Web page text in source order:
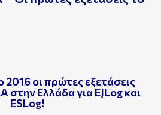
οι πρώτες εξετάσεις
στην Ελλάδα για EJLog και
ESLog!